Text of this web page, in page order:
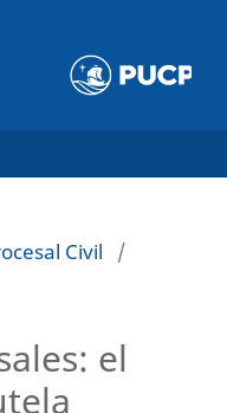
Civil
/
el